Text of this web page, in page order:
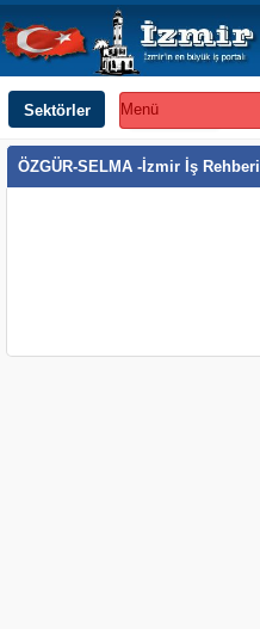
Sektörler Menü
ÖZGÜR-SELMA -İzmir İş Rehberi